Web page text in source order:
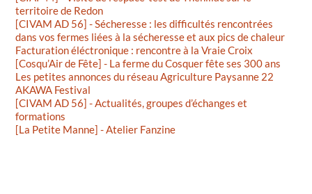
territoire de Redon
[CIVAM AD 56] - Sécheresse : les difficultés rencontrées
dans vos fermes liées à la sécheresse et aux pics de chaleur
Facturation éléctronique : rencontre à la Vraie Croix
[Cosqu’Air de Fête] - La ferme du Cosquer fête ses 300 ans
Les petites annonces du réseau Agriculture Paysanne 22
AKAWA Festival
[CIVAM AD 56] - Actualités, groupes d’échanges et
formations
[La Petite Manne] - Atelier Fanzine